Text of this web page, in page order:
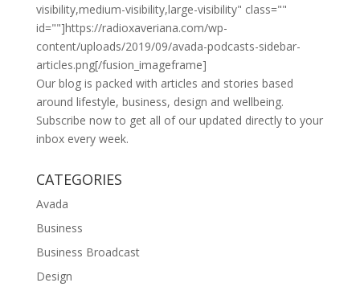
visibility,medium-visibility,large-visibility" class=""
id=""]https://radioxaveriana.com/wp-
content/uploads/2019/09/avada-podcasts-sidebar-
articles.png[/fusion_imageframe]
Our blog is packed with articles and stories based
around lifestyle, business, design and wellbeing.
Subscribe now to get all of our updated directly to your
inbox every week.
CATEGORIES
Avada
Business
Business Broadcast
Design